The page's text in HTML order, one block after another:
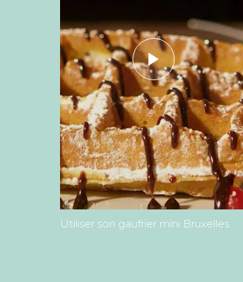
Utiliser son gaufrier mini Bruxelles